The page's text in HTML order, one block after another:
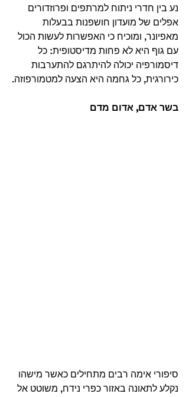
נע בין חדרי ניתוח למרתפים ופרוזדורים
אפלים של מועדון חושפנות בבעלות
מאפיונר, ומוכיח כי האפשרות לעשות הכול
עם גוף היא לא פחות מדיסטופית: כל
דיסמורפיה יכולה להיתרגם להתערבות
כירורגית, כל גחמה היא הצעה למטמורפוזה.
בשר אדם, אדום מדם
סיפורי אימה רבים מתחילים כאשר מישהו
נקלע לתאונה באזור כפרי נידח, משוטט אל